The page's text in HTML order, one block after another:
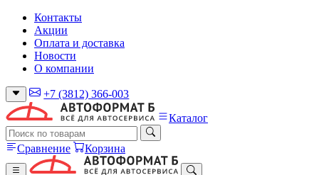
Контакты
Акции
Оплата и доставка
Новости
О компании
+7 (3812) 366-003
Каталог
Сравнение Корзина